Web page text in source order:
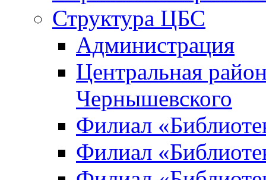
Структура ЦБС
Администрация
Центральная
Чернышевского
Филиал
Филиал